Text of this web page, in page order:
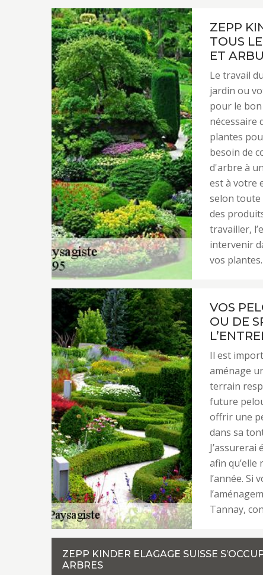
ZEPP
TOUS
ET
Le travail
jardin ou
pour le
nécessaire
plantes
besoin de
d'arbre à
est à votre
selon toute
des
travailler,
intervenir
vos plantes.
VOS
OU DE
Il est
aménage
terrain
future
offrir une
dans sa
afin
l’année. Si
Tannay,
ZEPP KINDER ELAGAGE SUISSE
ARBRES